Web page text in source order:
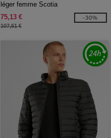
léger femme Scotia
75,13 €
107,61 €
-30%